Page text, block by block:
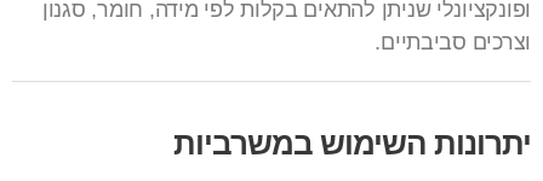
ופונקציונלי שניתן להתאים בקלות לפי מידה, חומר, סגנון
וצרכים סביבתיים.
יתרונות השימוש במשרביות